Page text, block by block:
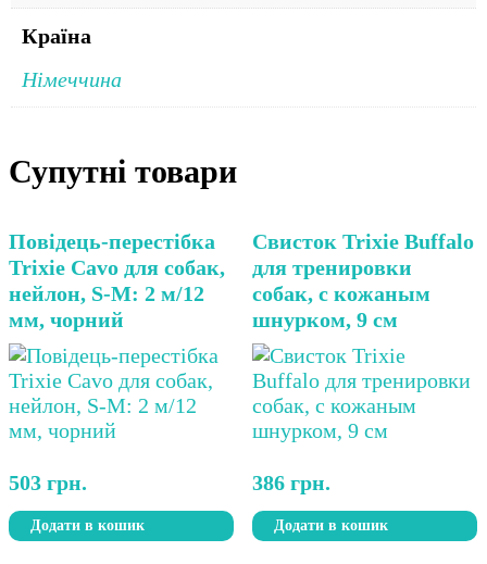
Країна
Німеччина
Супутні товари
Повідець-перестібка
Trixie Cavo для собак,
нейлон, S-M: 2 м/12
мм, чорний
503 грн.
Додати в кошик
Свисток Trixie Buffalo
для тренировки
собак, с кожаным
шнурком, 9 см
386 грн.
Додати в кошик